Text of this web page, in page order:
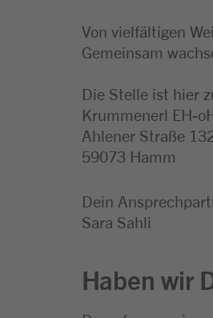
Von vielfältigen
Gemeinsam
Die Stelle ist hier
Krummenerl EH-
Ahlener Straße
59073 Hamm
Dein
Sara Sahli
Haben wir